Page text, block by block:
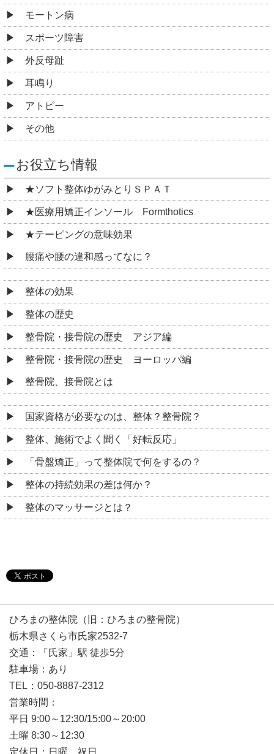
モートン病
スポーツ障害
外反母趾
耳鳴り
アトピー
その他
お役立ち情報
★ソフト整体ゆがみとりＳＰＡＴ
★医療用矯正インソール Formthotics
★テーピングの意味効果
腰痛や腰の違和感ってなに？
整体の効果
整体の歴史
整骨院・接骨院の歴史 アジア編
整骨院・接骨院の歴史 ヨーロッパ編
整骨院、接骨院とは
国家資格が必要なのは、整体？整骨院？
整体、施術でよく聞く「好転反応」
「骨盤矯正」って整体院で何をするの？
整体の持続効果の差は何か？
整体のマッサージとは？
ひろまの整体院（旧：ひろまの整骨院）
栃木県さくら市氏家2532-7
交通：「氏家」駅 徒歩5分
駐車場：あり
TEL：050-8887-2312
営業時間：
平日 9:00～12:30/15:00～20:00
土曜 8:30～12:30